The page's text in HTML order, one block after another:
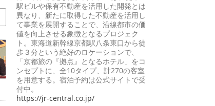
駅ビルや保有不動産を活用した開発とは
異なり、新たに取得した不動産を活用し
て事業を展開することで、沿線都市の価
値を向上させる象徴となるプロジェク
ト。東海道新幹線京都駅八条東口から徒
歩３分という絶好のロケーションで、
「京都旅の『拠点』となるホテル」をコ
ンセプトに、全10タイプ、計270の客室
を用意する。宿泊予約は公式サイトで受
付中。
https://jr-central.co.jp/